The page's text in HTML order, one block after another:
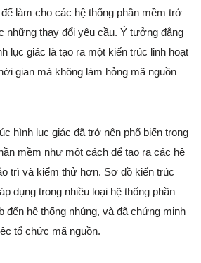
làm cho các hệ thống phần mềm trở
những thay đổi yêu cầu. Ý tưởng đằng
lục giác là tạo ra một kiến trúc linh hoạt
gian mà không làm hỏng mã nguồn
hình lục giác đã trở nên phổ biến trong
mềm như một cách để tạo ra các hệ
trì và kiểm thử hơn. Sơ đồ kiến trúc
dụng trong nhiều loại hệ thống phần
đến hệ thống nhúng, và đã chứng minh
tổ chức mã nguồn.